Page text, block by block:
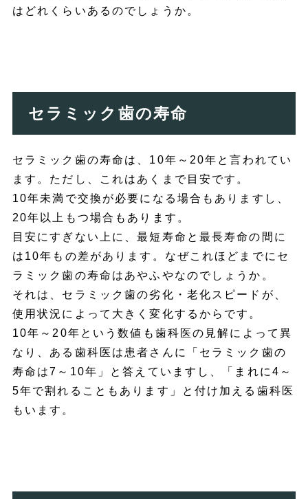
はどれくらいあるのでしょうか。
セラミック歯の寿命
セラミック歯の寿命は、10年～20年と言われてい
ます。ただし、これはあくまで目安です。
10年未満で交換が必要になる場合もありますし、
20年以上もつ場合もあります。
目安にすぎない上に、最短寿命と最長寿命の間に
は10年もの差があります。なぜこれほどまでにセ
ラミック歯の寿命はあやふやなのでしょうか。
それは、セラミック歯の劣化・老化スピードが、
使用状況によって大きく変化するからです。
10年～20年という数値も歯科医の見解によって異
なり、ある歯科医は患者さんに「セラミック歯の
寿命は7～10年」と答えていますし、「まれに4～
5年で割れることもあります」と付け加える歯科医
もいます。